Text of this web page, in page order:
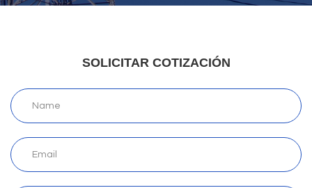
SOLICITAR COTIZACIÓN